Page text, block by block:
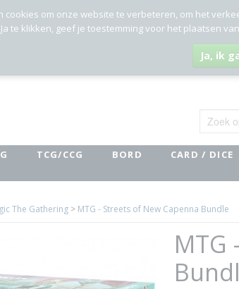
TCG/CCG BORD CARD / DICE
The Gathering > MTG - Streets of New Capenna Bundle
MTG
cookies om onze website te verbeteren, om het
te klikken, geef je toestemming voor het plaatsen
Ja, ik